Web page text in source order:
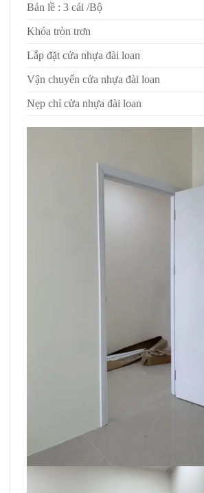
Bản lề : 3 cái /Bộ
Khóa tròn trơn
Lắp đặt cửa nhựa đài loan
Vận chuyển cửa nhựa đài loan
Nẹp chỉ cửa nhựa đài loan